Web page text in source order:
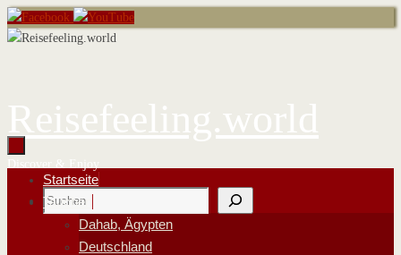
Zum
Inhalt
Reisefeeling.world
Discover & Enjoy
Suchen
Zum
Inhalt
Startseite
Tauchen
Dahab, Ägypten
Deutschland